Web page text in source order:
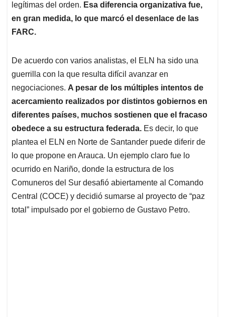
legítimas del orden. Esa diferencia organizativa fue,
en gran medida, lo que marcó el desenlace de las
FARC.
De acuerdo con varios analistas, el ELN ha sido una
guerrilla con la que resulta difícil avanzar en
negociaciones. A pesar de los múltiples intentos de
acercamiento realizados por distintos gobiernos en
diferentes países, muchos sostienen que el fracaso
obedece a su estructura federada. Es decir, lo que
plantea el ELN en Norte de Santander puede diferir de
lo que propone en Arauca. Un ejemplo claro fue lo
ocurrido en Nariño, donde la estructura de los
Comuneros del Sur desafió abiertamente al Comando
Central (COCE) y decidió sumarse al proyecto de “paz
total” impulsado por el gobierno de Gustavo Petro.